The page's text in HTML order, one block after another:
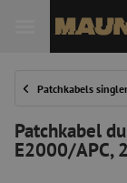
Patchkabels
Patchkabel
E2000/APC,